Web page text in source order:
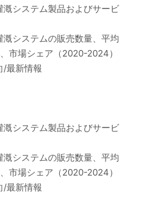
システム製品およびサービ
システムの販売数量、平均
市場シェア（2020-2024）
/最新情報
システム製品およびサービ
システムの販売数量、平均
市場シェア（2020-2024）
/最新情報